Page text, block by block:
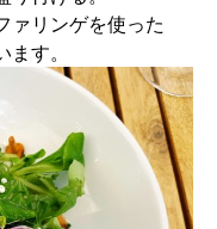
ァリンゲを使った
す。